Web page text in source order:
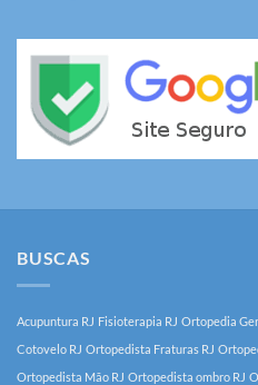
BUSCAS
Acupuntura RJ Fisioterapia RJ Ortopedia
Cotovelo RJ Ortopedista Fraturas RJ
Ortopedista Mão RJ Ortopedista ombro RJ